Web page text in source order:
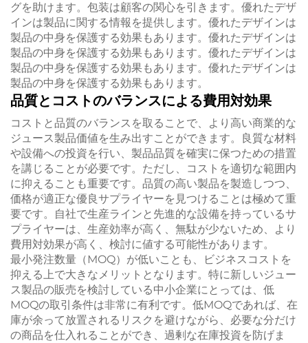
グを助けます。包装は顧客の関心を引きます。優れたデザ
インは製品に関する情報を提供します。優れたデザインは
製品の中身を保護する効果もあります。優れたデザインは
製品の中身を保護する効果もあります。優れたデザインは
製品の中身を保護する効果もあります。優れたデザインは
製品の中身を保護する効果もあります。
品質とコストのバランスによる費用対効果
コストと品質のバランスを取ることで、より高い商業的な
ジュース製品価値を生み出すことができます。良質な材料
や設備への投資を行い、製品品質を確実に保つための措置
を講じることが必要です。ただし、コストを適切な範囲内
に抑えることも重要です。品質の高い製品を製造しつつ、
価格が適正な優良サプライヤーを見つけることは極めて重
要です。自社で生産ラインと先進的な設備を持っているサ
プライヤーは、生産効率が高く、無駄が少ないため、より
費用対効果が高く、検討に値する可能性があります。
最小発注数量（MOQ）が低いことも、ビジネスコストを
抑える上で大きなメリットとなります。特に新しいジュー
ス製品の販売を検討している中小企業にとっては、低
MOQの取引条件は非常に有利です。低MOQであれば、在
庫が余って放置されるリスクを避けながら、必要な分だけ
の商品を仕入れることができ、過剰な在庫投資を防げま